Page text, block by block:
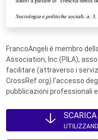
FrancoAngeli è membro
Association, Inc (PILA),
facilitare (attraverso i
CrossRef.org) l’accesso
pubblicazioni professionali